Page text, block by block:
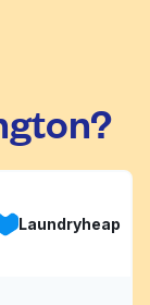
Laundryheap